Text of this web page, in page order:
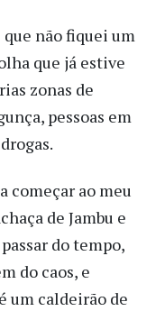
não fiquei um
que já estive
zonas de
pessoas em
começar ao meu
de Jambu e
do tempo,
do caos, e
um caldeirão de